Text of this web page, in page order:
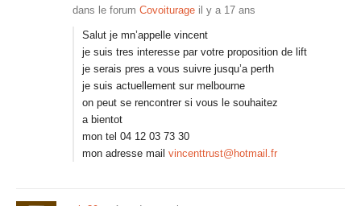
dans le forum Covoiturage il y a 17 ans
Salut je mn’appelle vincent
je suis tres interesse par votre proposition de lift
je serais pres a vous suivre jusqu’a perth
je suis actuellement sur melbourne
on peut se rencontrer si vous le souhaitez
a bientot
mon tel 04 12 03 73 30
mon adresse mail vincenttrust@hotmail.fr